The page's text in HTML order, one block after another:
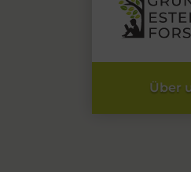
Über